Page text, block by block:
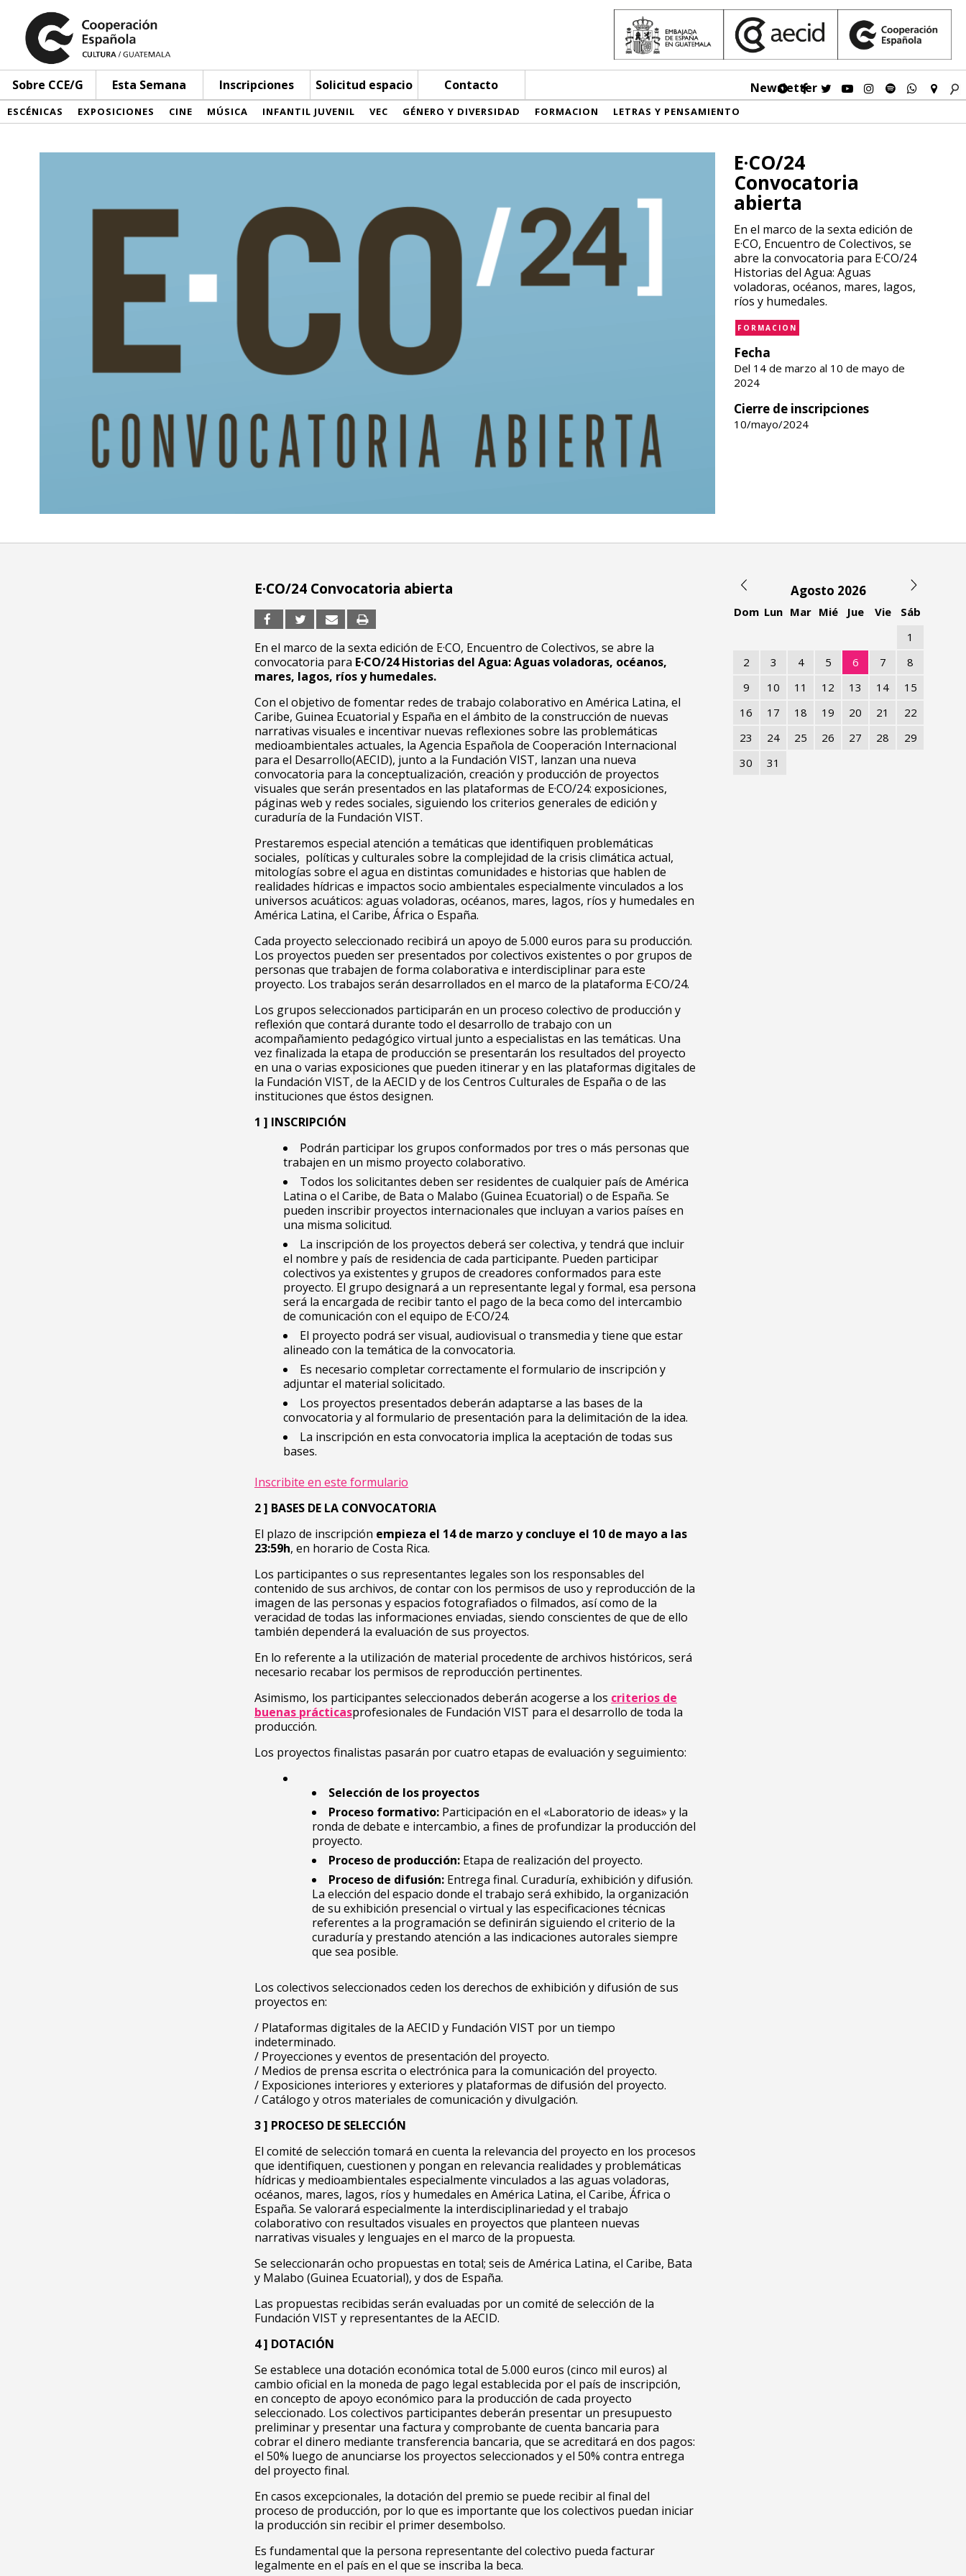
Sobre CCE/G Esta Semana Inscripciones Solicitud espacio Contacto Newsletter
ESCÉNICAS EXPOSICIONES CINE MÚSICA INFANTIL JUVENIL VEC GÉNERO Y DIVERSIDAD FORMACION LETRAS Y PENSAMIENTO
E·CO/24
Convocatoria
abierta
En el marco de la sexta edición de
E·CO, Encuentro de Colectivos, se
abre la convocatoria para E·CO/24
Historias del Agua: Aguas
voladoras, océanos, mares, lagos,
ríos y humedales.
FORMACION
Fecha
Del 14 de marzo al 10 de mayo de
2024
Cierre de inscripciones
10/mayo/2024
E·CO/24 Convocatoria abierta
En el marco de la sexta edición de E·CO, Encuentro de Colectivos, se abre la
convocatoria para E·CO/24 Historias del Agua: Aguas voladoras, océanos,
mares, lagos, ríos y humedales.
Con el objetivo de fomentar redes de trabajo colaborativo en América Latina, el
Caribe, Guinea Ecuatorial y España en el ámbito de la construcción de nuevas
narrativas visuales e incentivar nuevas reflexiones sobre las problemáticas
medioambientales actuales, la Agencia Española de Cooperación Internacional
para el Desarrollo(AECID), junto a la Fundación VIST, lanzan una nueva
convocatoria para la conceptualización, creación y producción de proyectos
visuales que serán presentados en las plataformas de E·CO/24: exposiciones,
páginas web y redes sociales, siguiendo los criterios generales de edición y
curaduría de la Fundación VIST.
Prestaremos especial atención a temáticas que identifiquen problemáticas
sociales, políticas y culturales sobre la complejidad de la crisis climática actual,
mitologías sobre el agua en distintas comunidades e historias que hablen de
realidades hídricas e impactos socio ambientales especialmente vinculados a los
universos acuáticos: aguas voladoras, océanos, mares, lagos, ríos y humedales en
América Latina, el Caribe, África o España.
Cada proyecto seleccionado recibirá un apoyo de 5.000 euros para su producción.
Los proyectos pueden ser presentados por colectivos existentes o por grupos de
personas que trabajen de forma colaborativa e interdisciplinar para este
proyecto. Los trabajos serán desarrollados en el marco de la plataforma E·CO/24.
Los grupos seleccionados participarán en un proceso colectivo de producción y
reflexión que contará durante todo el desarrollo de trabajo con un
acompañamiento pedagógico virtual junto a especialistas en las temáticas. Una
vez finalizada la etapa de producción se presentarán los resultados del proyecto
en una o varias exposiciones que pueden itinerar y en las plataformas digitales de
la Fundación VIST, de la AECID y de los Centros Culturales de España o de las
instituciones que éstos designen.
1 ] INSCRIPCIÓN
Podrán participar los grupos conformados por tres o más personas que
trabajen en un mismo proyecto colaborativo.
Todos los solicitantes deben ser residentes de cualquier país de América
Latina o el Caribe, de Bata o Malabo (Guinea Ecuatorial) o de España. Se
pueden inscribir proyectos internacionales que incluyan a varios países en
una misma solicitud.
La inscripción de los proyectos deberá ser colectiva, y tendrá que incluir
el nombre y país de residencia de cada participante. Pueden participar
colectivos ya existentes y grupos de creadores conformados para este
proyecto. El grupo designará a un representante legal y formal, esa persona
será la encargada de recibir tanto el pago de la beca como del intercambio
de comunicación con el equipo de E·CO/24.
El proyecto podrá ser visual, audiovisual o transmedia y tiene que estar
alineado con la temática de la convocatoria.
Es necesario completar correctamente el formulario de inscripción y
adjuntar el material solicitado.
Los proyectos presentados deberán adaptarse a las bases de la
convocatoria y al formulario de presentación para la delimitación de la idea.
La inscripción en esta convocatoria implica la aceptación de todas sus
bases.
Inscribite en este formulario
2 ] BASES DE LA CONVOCATORIA
El plazo de inscripción empieza el 14 de marzo y concluye el 10 de mayo a las
23:59h, en horario de Costa Rica.
Los participantes o sus representantes legales son los responsables del
contenido de sus archivos, de contar con los permisos de uso y reproducción de la
imagen de las personas y espacios fotografiados o filmados, así como de la
veracidad de todas las informaciones enviadas, siendo conscientes de que de ello
también dependerá la evaluación de sus proyectos.
En lo referente a la utilización de material procedente de archivos históricos, será
necesario recabar los permisos de reproducción pertinentes.
Asimismo, los participantes seleccionados deberán acogerse a los criterios de
buenas prácticasprofesionales de Fundación VIST para el desarrollo de toda la
producción.
Los proyectos finalistas pasarán por cuatro etapas de evaluación y seguimiento:
Selección de los proyectos
Proceso formativo: Participación en el «Laboratorio de ideas» y la
ronda de debate e intercambio, a fines de profundizar la producción del
proyecto.
Proceso de producción: Etapa de realización del proyecto.
Proceso de difusión: Entrega final. Curaduría, exhibición y difusión.
La elección del espacio donde el trabajo será exhibido, la organización
de su exhibición presencial o virtual y las especificaciones técnicas
referentes a la programación se definirán siguiendo el criterio de la
curaduría y prestando atención a las indicaciones autorales siempre
que sea posible.
Los colectivos seleccionados ceden los derechos de exhibición y difusión de sus
proyectos en:
/ Plataformas digitales de la AECID y Fundación VIST por un tiempo
indeterminado.
/ Proyecciones y eventos de presentación del proyecto.
/ Medios de prensa escrita o electrónica para la comunicación del proyecto.
/ Exposiciones interiores y exteriores y plataformas de difusión del proyecto.
/ Catálogo y otros materiales de comunicación y divulgación.
3 ] PROCESO DE SELECCIÓN
El comité de selección tomará en cuenta la relevancia del proyecto en los procesos
que identifiquen, cuestionen y pongan en relevancia realidades y problemáticas
hídricas y medioambientales especialmente vinculados a las aguas voladoras,
océanos, mares, lagos, ríos y humedales en América Latina, el Caribe, África o
España. Se valorará especialmente la interdisciplinariedad y el trabajo
colaborativo con resultados visuales en proyectos que planteen nuevas
narrativas visuales y lenguajes en el marco de la propuesta.
Se seleccionarán ocho propuestas en total; seis de América Latina, el Caribe, Bata
y Malabo (Guinea Ecuatorial), y dos de España.
Las propuestas recibidas serán evaluadas por un comité de selección de la
Fundación VIST y representantes de la AECID.
4 ] DOTACIÓN
Se establece una dotación económica total de 5.000 euros (cinco mil euros) al
cambio oficial en la moneda de pago legal establecida por el país de inscripción,
en concepto de apoyo económico para la producción de cada proyecto
seleccionado. Los colectivos participantes deberán presentar un presupuesto
preliminar y presentar una factura y comprobante de cuenta bancaria para
cobrar el dinero mediante transferencia bancaria, que se acreditará en dos pagos:
el 50% luego de anunciarse los proyectos seleccionados y el 50% contra entrega
del proyecto final.
En casos excepcionales, la dotación del premio se puede recibir al final del
proceso de producción, por lo que es importante que los colectivos puedan iniciar
la producción sin recibir el primer desembolso.
Es fundamental que la persona representante del colectivo pueda facturar
legalmente en el país en el que se inscriba la beca.
Agosto 2026
Dom Lun Mar Mié Jue Vie
Sáb
1
2
3 4 5 6 7
8
9
10 11 12 13 14
15
16
17 18 19 20 21
22
23
24 25 26 27 28
29
30
31